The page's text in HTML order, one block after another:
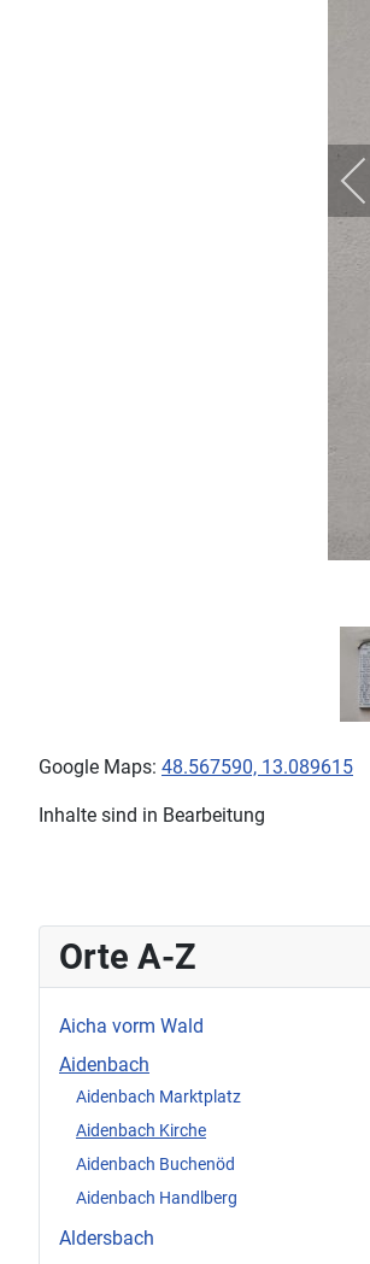
Google Maps: 48.567590, 13.089615
Inhalte sind in Bearbeitung
Orte A-Z
Aicha vorm Wald
Aidenbach
Aidenbach Marktplatz
Aidenbach Kirche
Aidenbach Buchenöd
Aidenbach Handlberg
Aldersbach